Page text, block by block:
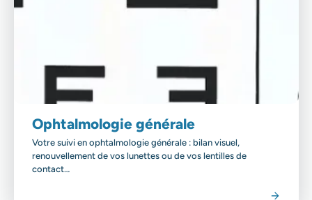
Ophtalmologie générale
Votre suivi en ophtalmologie générale : bilan visuel,
renouvellement de vos lunettes ou de vos lentilles de
contact…